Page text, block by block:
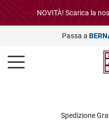
NOVITÀ! Scarica la
Passa a
Spedizione